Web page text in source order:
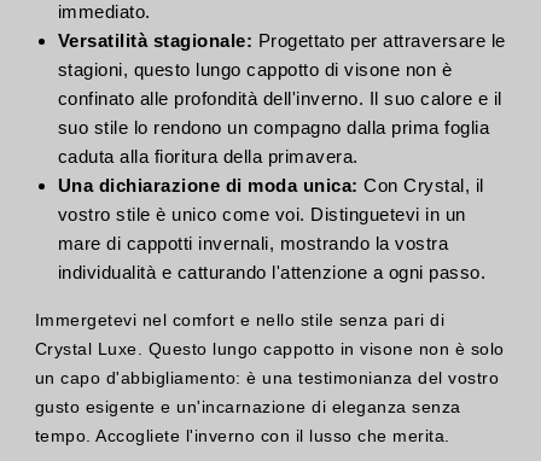
immediato.
Versatilità stagionale: Progettato per attraversare le
stagioni, questo lungo cappotto di visone non è
confinato alle profondità dell'inverno. Il suo calore e il
suo stile lo rendono un compagno dalla prima foglia
caduta alla fioritura della primavera.
Una dichiarazione di moda unica: Con Crystal, il
vostro stile è unico come voi. Distinguetevi in un
mare di cappotti invernali, mostrando la vostra
individualità e catturando l'attenzione a ogni passo.
Immergetevi nel comfort e nello stile senza pari di
Crystal Luxe. Questo lungo cappotto in visone non è solo
un capo d'abbigliamento: è una testimonianza del vostro
gusto esigente e un'incarnazione di eleganza senza
tempo. Accogliete l'inverno con il lusso che merita.